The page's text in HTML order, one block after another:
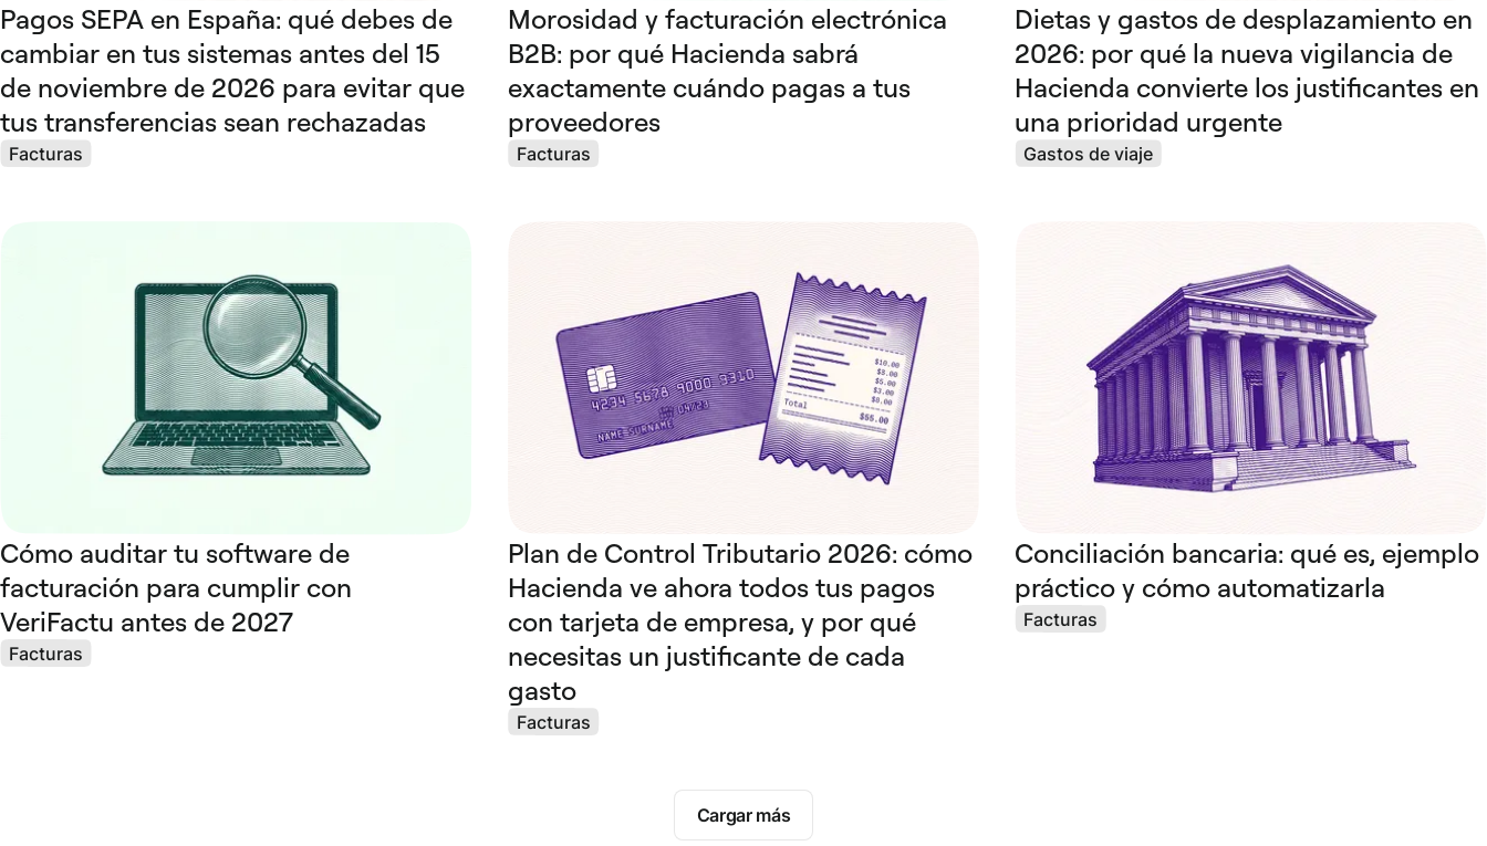
Pagos SEPA en España: qué debes de
cambiar en tus sistemas antes del 15
de noviembre de 2026 para evitar que
tus transferencias sean rechazadas
Facturas
Morosidad y facturación electrónica
B2B: por qué Hacienda sabrá
exactamente cuándo pagas a tus
proveedores
Facturas
Dietas y gastos de desplazamiento en
2026: por qué la nueva vigilancia de
Hacienda convierte los justificantes en
una prioridad urgente
Gastos de viaje
Cómo auditar tu software de
facturación para cumplir con
VeriFactu antes de 2027
Facturas
Plan de Control Tributario 2026: cómo
Hacienda ve ahora todos tus pagos
con tarjeta de empresa, y por qué
necesitas un justificante de cada
gasto
Facturas
Conciliación bancaria: qué es, ejemplo
práctico y cómo automatizarla
Facturas
Cargar más